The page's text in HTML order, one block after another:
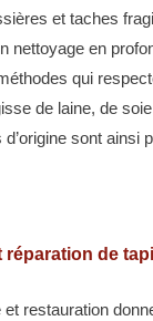
et taches
nettoyage en
qui
de laine, de
sont ainsi
réparation de
restauration